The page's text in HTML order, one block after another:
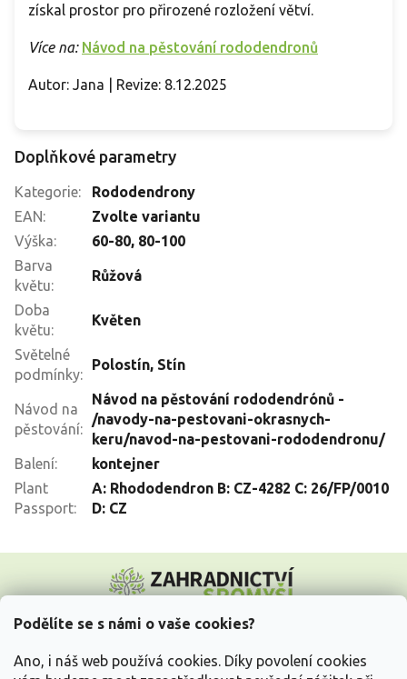
Podělíte se s námi o vaše cookies?
Ano, i náš web používá cookies. Díky povolení cookies
získal prostor pro přirozené rozložení větví.
Více na: Návod na pěstování rododendronů
Autor: Jana | Revize: 8.12.2025
Doplňkové parametry
Kategorie:
Rododendrony
EAN:
Zvolte variantu
Výška: 60-80, 80-100
Barva
květu:
Růžová
Doba
květu:
Květen
Světelné
podmínky:
Polostín, Stín
Návod na
pěstování:
Návod na pěstování rododendrónů -
/navody-na-pestovani-okrasnych-
keru/navod-na-pestovani-rododendronu/
Balení:
kontejner
Plant
Passport:
A: Rhododendron B: CZ-4282 C: 26/FP/0010
D: CZ
p
Vše o nákupu